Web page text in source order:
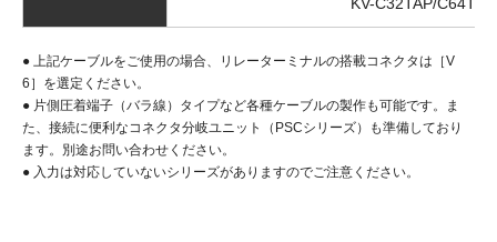
● 上記ケーブルをご使用の場合、リレーターミナルの搭載コネクタは［V
6］を選定ください。
● 片側圧着端子（バラ線）タイプなど各種ケーブルの製作も可能です。ま
た、接続に便利なコネクタ分岐ユニット（PSCシリーズ）も準備しており
ます。別途お問い合わせください。
● 入力は対応していないシリーズがありますのでご注意ください。